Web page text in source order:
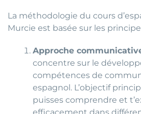
La méthodologie du cours
Murcie est basée sur les
Approche
concentre sur le
compétences de
espagnol. L’objectif
puisses comprendre et